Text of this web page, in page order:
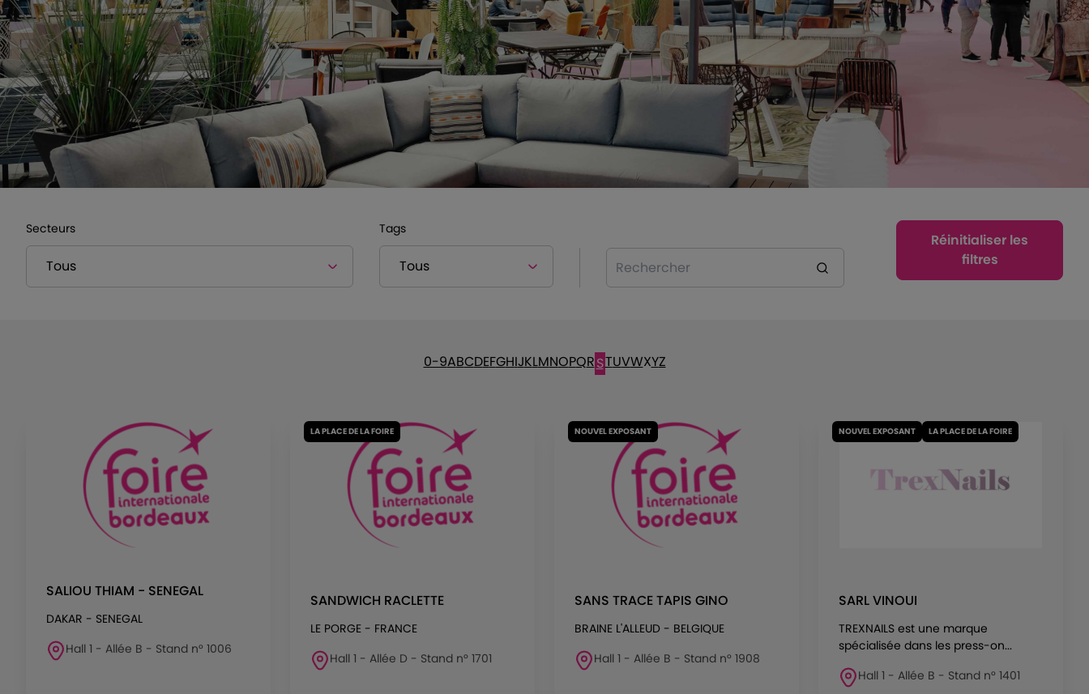
Secteurs Tags
Rechercher
Réinitialiser les
filtres
0-9ABCDEFGHIJKLMNOPQRSTUVWXYZ
SALIOU THIAM - SENEGAL
DAKAR - SENEGAL
Hall 1 - Allée B - Stand n° 1006
LA PLACE DE LA FOIRE
SANDWICH RACLETTE
LE PORGE - FRANCE
Hall 1 - Allée D - Stand n° 1701
NOUVEL EXPOSANT
SANS TRACE TAPIS GINO
BRAINE L'ALLEUD - BELGIQUE
Hall 1 - Allée B - Stand n° 1908
NOUVEL EXPOSANT LA PLACE DE LA FOIRE
SARL VINOUI
TREXNAILS est une marque
spécialisée dans les press-on...
Hall 1 - Allée B - Stand n° 1401